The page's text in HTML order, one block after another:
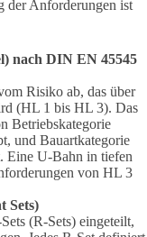
der Anforderungen ist
nach DIN EN 45545
Risiko ab, das über
(HL 1 bis HL 3). Das
Betriebskategorie
und Bauartkategorie
Eine U-Bahn in tiefen
von HL 3
Sets)
(R-Sets) eingeteilt,